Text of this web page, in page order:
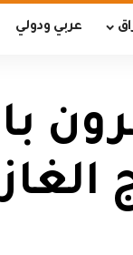
عربي ودولي